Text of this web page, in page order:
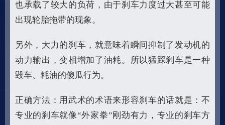
也承载了较大的负荷，由于刹车力度过大甚至可能
出现轮胎拖带的现象。
另外，大力的刹车，就意味着瞬间抑制了发动机的
动力输出，变相增加了油耗。所以猛踩刹车是一种
毁车、耗油的傻瓜行为。
正确方法：用武术的术语来形容刹车的话就是：不
专业的刹车就像“外家拳”刚劲有力，专业的刹车方